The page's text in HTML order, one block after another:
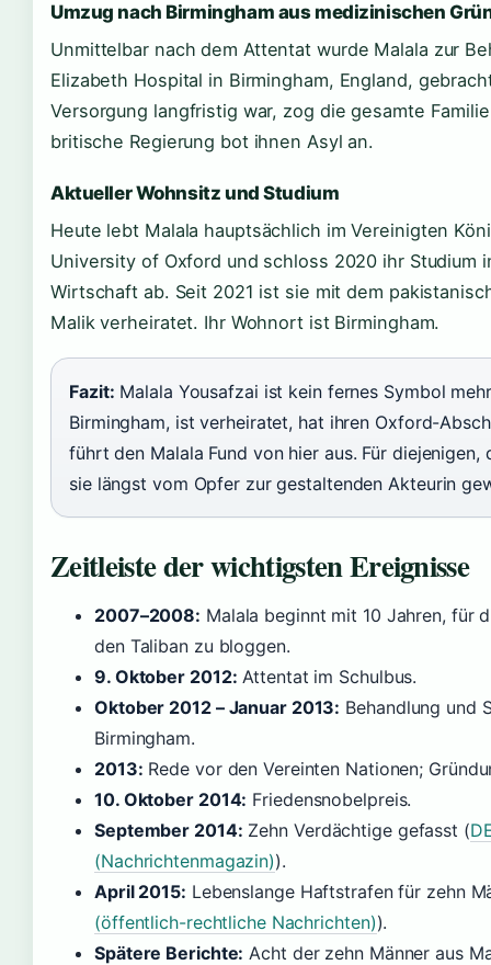
Umzug nach Birmingham aus medizinischen
Unmittelbar nach dem Attentat wurde Malala zur
Elizabeth Hospital in Birmingham, England,
Versorgung langfristig war, zog die gesamte
britische Regierung bot ihnen Asyl an.
Aktueller Wohnsitz und Studium
Heute lebt Malala hauptsächlich im Vereinigten
University of Oxford und schloss 2020 ihr Studium
Wirtschaft ab. Seit 2021 ist sie mit dem
Malik verheiratet. Ihr Wohnort ist Birmingham.
Fazit: Malala Yousafzai ist kein fernes Symbol
Birmingham, ist verheiratet, hat ihren Oxford-
führt den Malala Fund von hier aus. Für
sie längst vom Opfer zur gestaltenden Akteurin
Zeitleiste der wichtigsten Ereignisse
2007–2008: Malala beginnt mit 10 Jahren, für
den Taliban zu bloggen.
9. Oktober 2012: Attentat im Schulbus.
Oktober 2012 – Januar 2013: Behandlung und
Birmingham.
2013: Rede vor den Vereinten Nationen;
10. Oktober 2014: Friedensnobelpreis.
September 2014: Zehn Verdächtige gefasst (
(Nachrichtenmagazin)).
April 2015: Lebenslange Haftstrafen für zehn
(öffentlich-rechtliche Nachrichten)).
Spätere Berichte: Acht der zehn Männer aus